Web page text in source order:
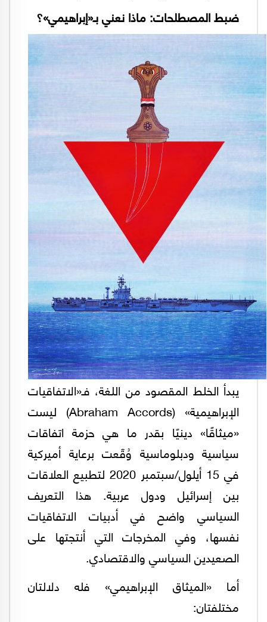
ضبط المصطلحات: ماذا نعني بـ«إبراهيمي»؟
يبدأ الخلط المقصود من اللغة، فـ«الاتفاقيات
الإبراهيمية» (Abraham Accords) ليست
«ميثاقًا» دينيًا بقدر ما هي حزمة اتفاقات
سياسية ودبلوماسية وُقّعت برعاية أميركية
في 15 أيلول/سبتمبر 2020 لتطبيع العلاقات
بين إسرائيل ودول عربية. هذا التعريف
السياسي واضح في أدبيات الاتفاقيات
نفسها، وفي المخرجات التي أنتجتها على
الصعيدين السياسي والاقتصادي.
أما «الميثاق الإبراهيمي» فله دلالتان
مختلفتان: